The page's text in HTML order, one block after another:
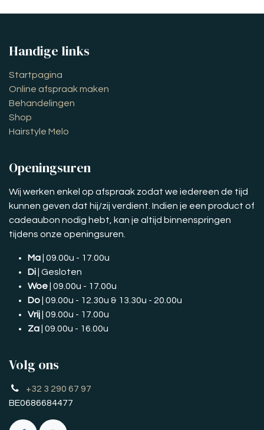
Handige links
Startpagina
Online afspraak maken
Behandelingen
Shop
Hairstyle Melo
Openingsuren
Wij werken enkel op afspraak zodat we iedereen de tijd
kunnen geven dat hij/zij verdient. Indien je een product of
cadeaubon nodig hebt, kan je altijd binnenspringen
tijdens onze openingsuren.
Ma | 09.00u - 17.00u
Di | Gesloten
Woe | 09.00u - 17.00u
Do | 09.00u - 12.30u & 13.30u - 20.00u
Vrij | 09.00u - 17.00u
Za | 09.00u - 16.00u
Volg ons
+32 3 290 67 97
BE0686684477